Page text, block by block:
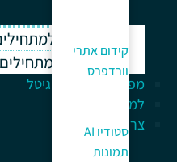
קידום אתרי
וורדפרס
סטודיו AI
תמונות
וורדפרס למתחילים
ווקומרס למתחילים
מפתח לעולם הדיגיטל
למה כאן?
צרו קשר